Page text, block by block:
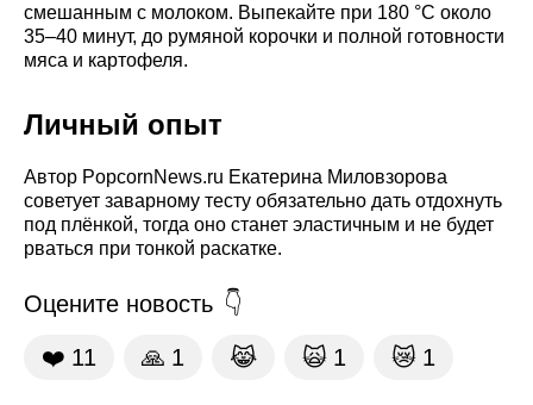
смешанным с молоком. Выпекайте при 180 °C около
35–40 минут, до румяной корочки и полной готовности
мяса и картофеля.
Личный опыт
Автор PopcornNews.ru Екатерина Миловзорова
советует заварному тесту обязательно дать отдохнуть
под плёнкой, тогда оно станет эластичным и не будет
рваться при тонкой раскатке.
Оцените новость
❤️ 11 🙏 1 😹 🙀 1 😿 1